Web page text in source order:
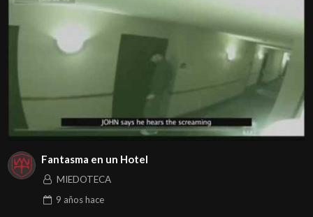
Fantasma en un Hotel
MIEDOTECA
9 añoshace